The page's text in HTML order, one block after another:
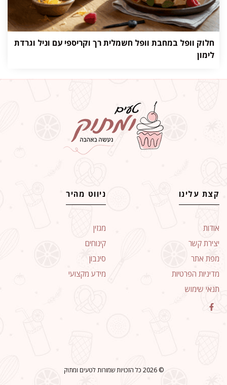
חלוק וופל במחבת וופל חשמלית רך וקריספי עם וניל וגרדת
לימון
קצת עלינו
אודות
יצירת קשר
מפת אתר
מדיניות הפרטיות
תנאי שימוש
ניווט מהיר
מגזין
קינוחים
סינבון
מידע מקצועי
© 2026 כל הזכויות שמורות לטעים ומתוק